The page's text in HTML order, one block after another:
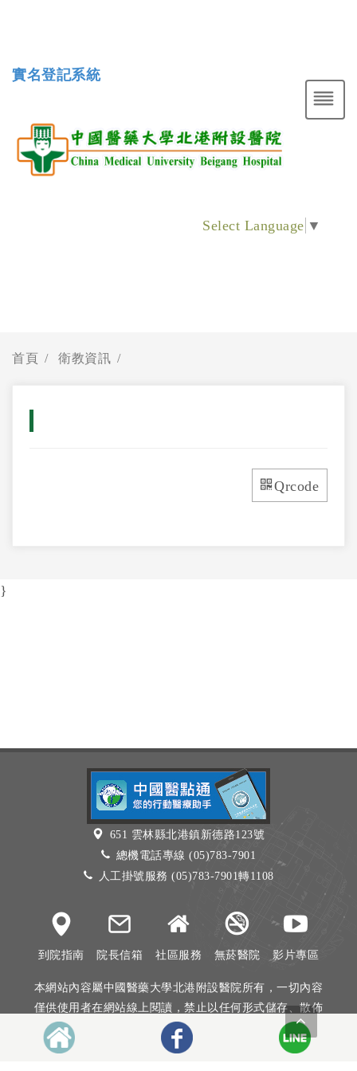
實名登記系統
Select Language ▼
首頁 衛教資訊
Qrcode
}
651 雲林縣北港鎮新德路123號
總機電話專線 (05)783-7901
人工掛號服務 (05)783-7901轉1108
到院指南 院長信箱 社區服務 無菸醫院 影片專區
本網站內容屬中國醫藥大學北港附設醫院所有，一切內容
僅供使用者在網站線上閱讀，禁止以任何形式儲存、散佈
或重製部分或全部內容
本網站建議以Internet Explorer 10以上、Firefox或Google